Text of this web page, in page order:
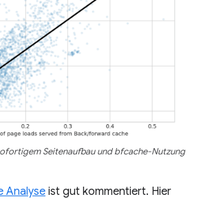
Seitenaufbau und bfcache-Nutzung
Analyseist gut kommentiert. Hier